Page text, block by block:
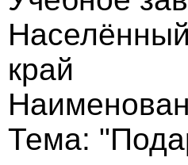
край
Тема: